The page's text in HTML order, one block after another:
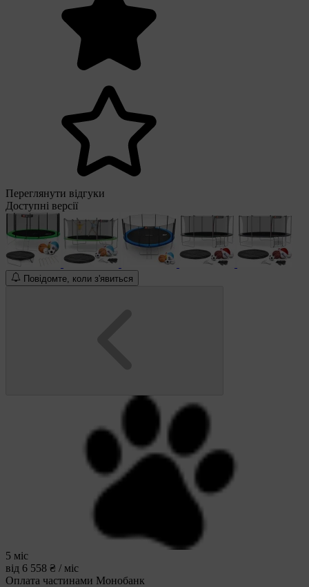
Переглянути відгуки
Доступні версії
Повідомте, коли з'явиться
5 міс
від 6 558 ₴ / міс
Оплата частинами Монобанк